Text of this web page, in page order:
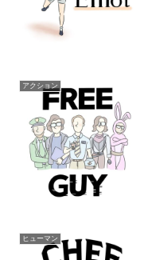
アクション
ヒューマン